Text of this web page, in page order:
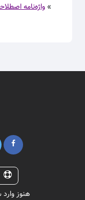
» واژه‌نامه
هنوز